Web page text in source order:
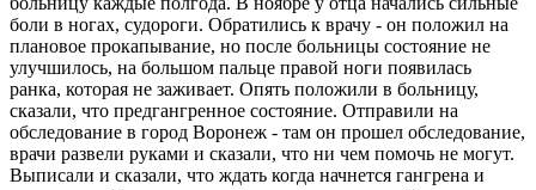
боли в ногах, судороги. Обратились к врачу - он положил на
плановое прокапывание, но после больницы состояние не
улучшилось, на большом пальце правой ноги появилась
ранка, которая не заживает. Опять положили в больницу,
сказали, что предгангренное состояние. Отправили на
обследование в город Воронеж - там он прошел обследование,
врачи развели руками и сказали, что ни чем помочь не могут.
Выписали и сказали, что ждать когда начнется гангрена и